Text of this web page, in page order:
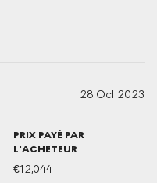
28 Oct 2023
PRIX PAYÉ PAR
L'ACHETEUR
€12,044